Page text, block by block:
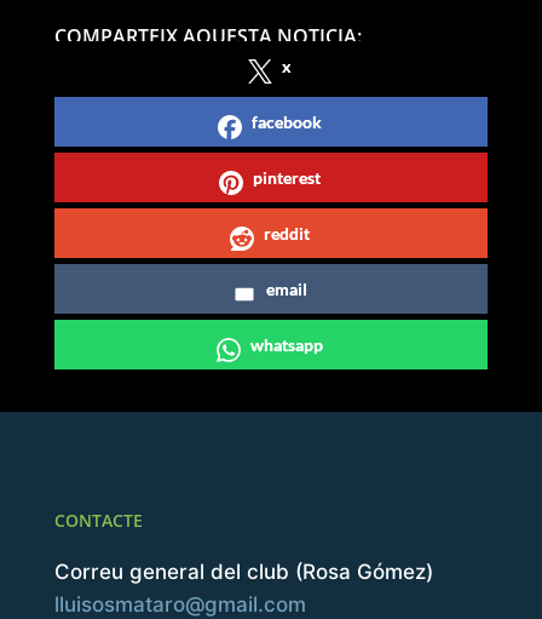
COMPARTEIX AQUESTA NOTICIA:
x
facebook
pinterest
reddit
email
whatsapp
CONTACTE
Correu general del club (Rosa Gómez)
lluisosmataro@gmail.com